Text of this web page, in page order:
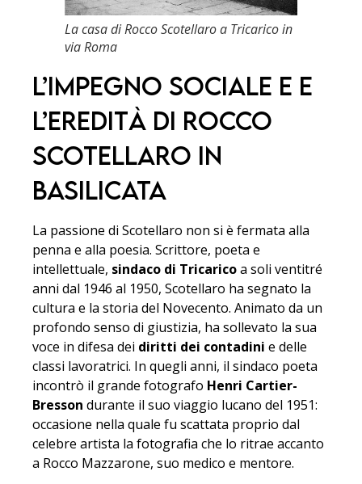
La casa di Rocco Scotellaro a Tricarico in
via Roma
L’impegno sociale e e
l’eredità di Rocco
Scotellaro in
Basilicata
La passione di Scotellaro non si è fermata alla
penna e alla poesia. Scrittore, poeta e
intellettuale, sindaco di Tricaricoa soli ventitré
anni dal 1946 al 1950, Scotellaro ha segnato la
cultura e la storia del Novecento. Animato da un
profondo senso di giustizia, ha sollevato la sua
voce in difesa dei diritti dei contadinie delle
classi lavoratrici. In quegli anni, il sindaco poeta
incontrò il grande fotografo Henri Cartier-
Bresson durante il suo viaggio lucano del 1951:
occasione nella quale fu scattata proprio dal
celebre artista la fotografia che lo ritrae accanto
a Rocco Mazzarone, suo medico e mentore.